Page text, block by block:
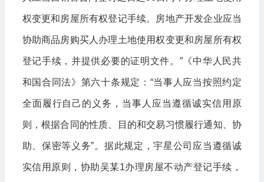
权变更和房屋所有权登记手续。房地产开发企业应当
协助商品房购买人办理土地使用权变更和房屋所有权
登记手续，并提供必要的证明文件。”《中华人民共
和国合同法》第六十条规定：“当事人应当按照约定
全面履行自己的义务，当事人应当遵循诚实信用原
则，根据合同的性质、目的和交易习惯履行通知、协
助、保密等义务”。据此规定，宇星公司应当遵循诚
实信用原则，协助吴某1办理房屋不动产登记手续，